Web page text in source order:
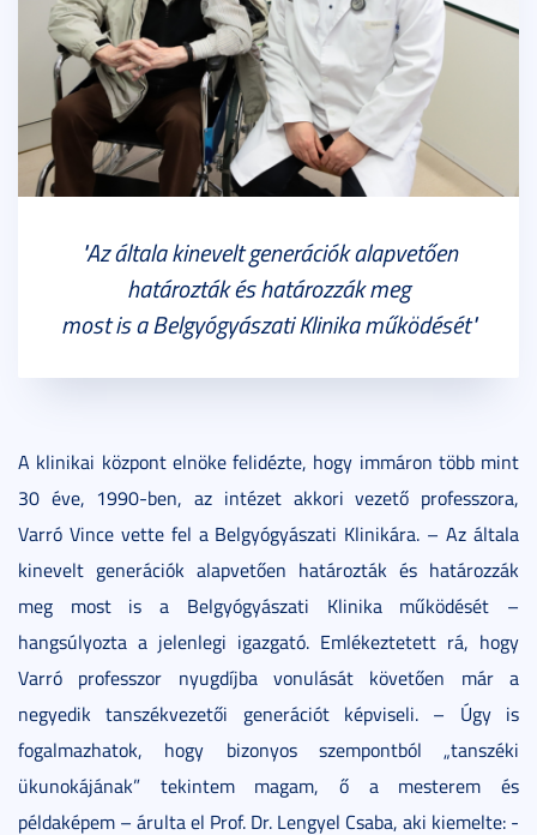
"Az általa kinevelt generációk alapvetően
határozták és határozzák meg
most is a Belgyógyászati Klinika működését"
A klinikai központ elnöke felidézte, hogy immáron több mint
30 éve, 1990-ben, az intézet akkori vezető professzora,
Varró Vince vette fel a Belgyógyászati Klinikára. – Az általa
kinevelt generációk alapvetően határozták és határozzák
meg most is a Belgyógyászati Klinika működését –
hangsúlyozta a jelenlegi igazgató. Emlékeztetett rá, hogy
Varró professzor nyugdíjba vonulását követően már a
negyedik tanszékvezetői generációt képviseli. – Úgy is
fogalmazhatok, hogy bizonyos szempontból „tanszéki
ükunokájának” tekintem magam, ő a mesterem és
példaképem – árulta el Prof. Dr. Lengyel Csaba, aki kiemelte: -